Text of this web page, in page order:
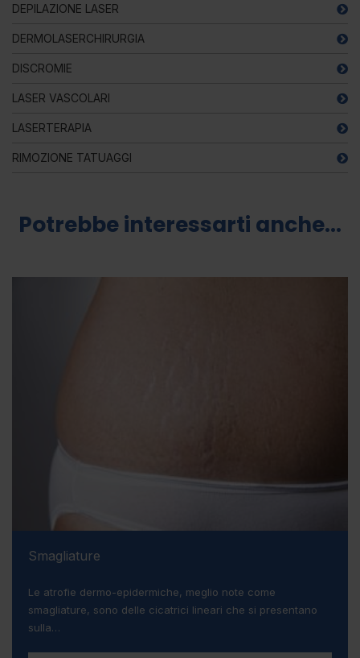
DEPILAZIONE LASER
DERMOLASERCHIRURGIA
DISCROMIE
LASER VASCOLARI
LASERTERAPIA
RIMOZIONE TATUAGGI
Potrebbe interessarti anche...
Smagliature
Le atrofie dermo-epidermiche, meglio note come
smagliature, sono delle cicatrici lineari che si presentano
sulla…